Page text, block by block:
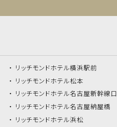
リッチモンドホテル横浜駅前
リッチモンドホテル松本
リッチモンドホテル名古屋新幹線口
リッチモンドホテル名古屋納屋橋
リッチモンドホテル浜松